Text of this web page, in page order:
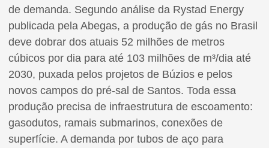
de demanda. Segundo análise da Rystad Energy
publicada pela Abegas, a produção de gás no Brasil
deve dobrar dos atuais 52 milhões de metros
cúbicos por dia para até 103 milhões de m³/dia até
2030, puxada pelos projetos de Búzios e pelos
novos campos do pré-sal de Santos. Toda essa
produção precisa de infraestrutura de escoamento:
gasodutos, ramais submarinos, conexões de
superfície. A demanda por tubos de aço para